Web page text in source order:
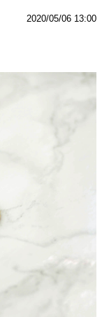
2020/05/06 13:00